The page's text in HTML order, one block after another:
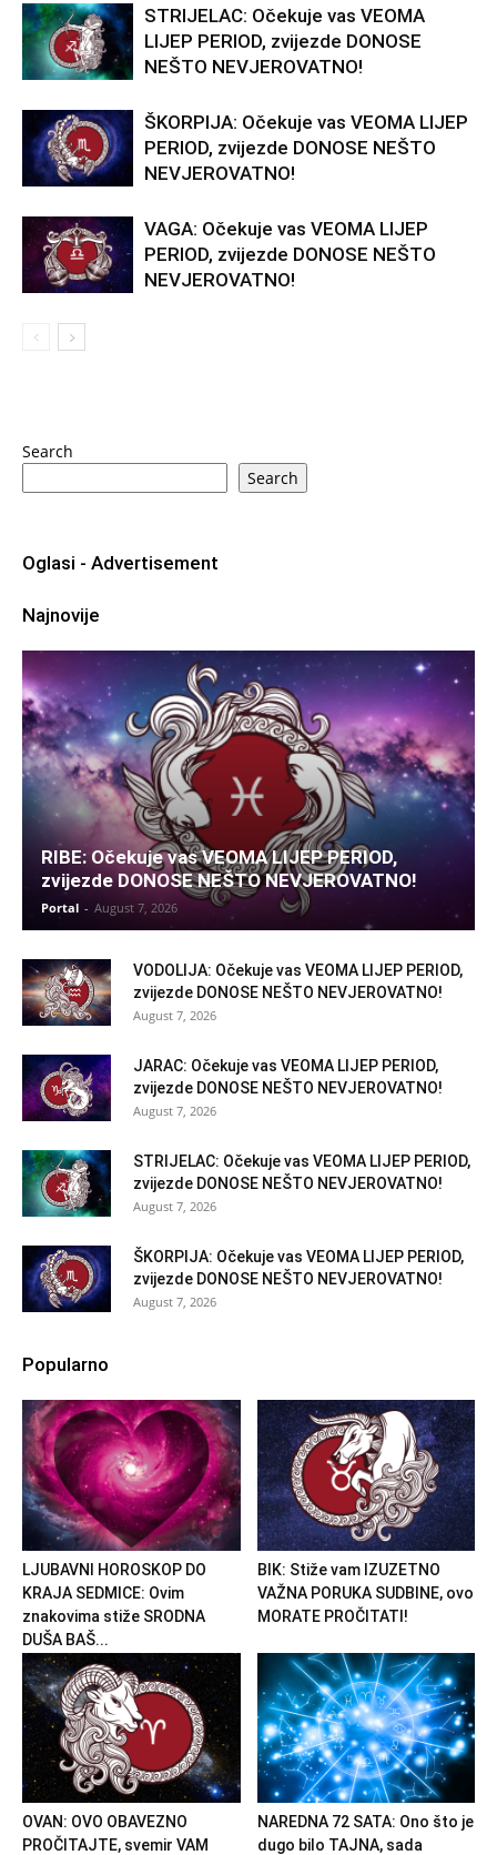
STRIJELAC: Očekuje vas VEOMA
LIJEP PERIOD, zvijezde DONOSE
NEŠTO NEVJEROVATNO!
ŠKORPIJA: Očekuje vas VEOMA LIJEP
PERIOD, zvijezde DONOSE NEŠTO
NEVJEROVATNO!
VAGA: Očekuje vas VEOMA LIJEP
PERIOD, zvijezde DONOSE NEŠTO
NEVJEROVATNO!
Search
Search
Oglasi - Advertisement
Najnovije
RIBE: Očekuje vas VEOMA LIJEP PERIOD,
zvijezde DONOSE NEŠTO NEVJEROVATNO!
Portal - August 7, 2026
VODOLIJA: Očekuje vas VEOMA LIJEP PERIOD,
zvijezde DONOSE NEŠTO NEVJEROVATNO!
August 7, 2026
JARAC: Očekuje vas VEOMA LIJEP PERIOD,
zvijezde DONOSE NEŠTO NEVJEROVATNO!
August 7, 2026
STRIJELAC: Očekuje vas VEOMA LIJEP PERIOD,
zvijezde DONOSE NEŠTO NEVJEROVATNO!
August 7, 2026
ŠKORPIJA: Očekuje vas VEOMA LIJEP PERIOD,
zvijezde DONOSE NEŠTO NEVJEROVATNO!
August 7, 2026
Popularno
LJUBAVNI HOROSKOP DO
KRAJA SEDMICE: Ovim
znakovima stiže SRODNA
DUŠA BAŠ...
BIK: Stiže vam IZUZETNO
VAŽNA PORUKA SUDBINE, ovo
MORATE PROČITATI!
OVAN: OVO OBAVEZNO
PROČITAJTE, svemir VAM
NAREDNA 72 SATA: Ono što je
dugo bilo TAJNA, sada